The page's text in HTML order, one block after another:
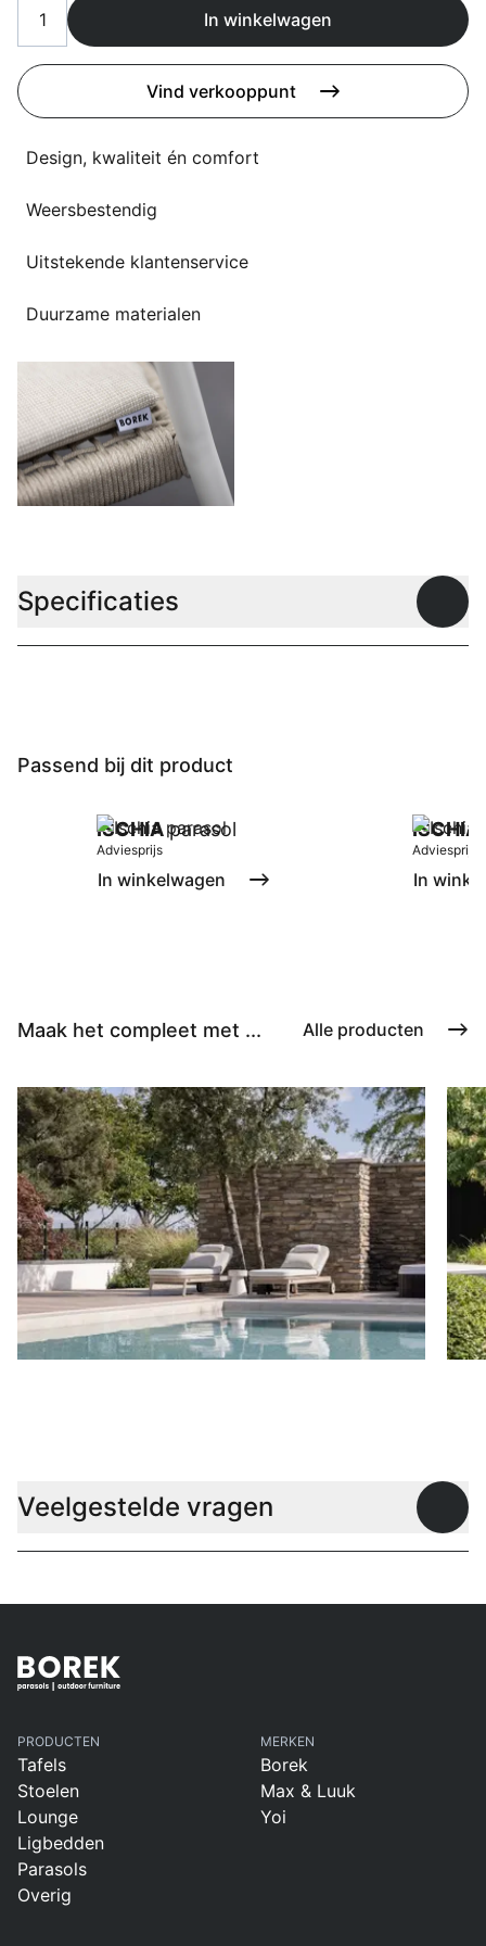
Overig
Deals
Flagship stores
Contact
Support
Nieuws
Events
Werken bij
Over ons
Taalkeuze
In winkelwagen
Vind verkooppunt
Design, kwaliteit én comfort
Weersbestendig
Uitstekende klantenservice
Duurzame materialen
Specificaties
Passend bij dit product
ISCHIAparasol
Adviesprijs
In winkelwagen
ISCHIA
Adviesprijs
In
Maak het compleet met ... Alle producten
Veelgestelde vragen
PRODUCTEN
Tafels
Stoelen
Lounge
Ligbedden
Parasols
Overig
MERKEN
Borek
Max & Luuk
Yoi